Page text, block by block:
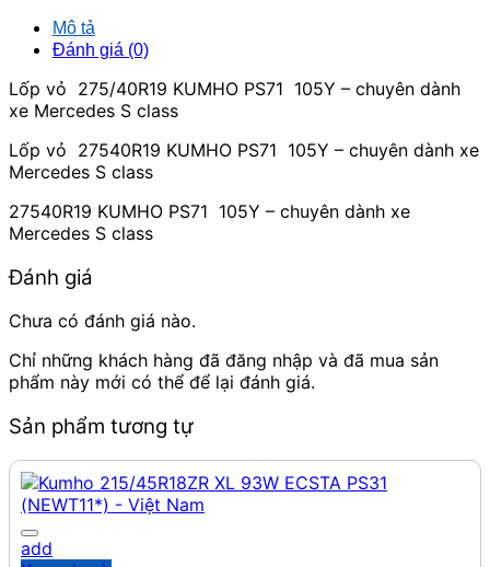
Mô tả
Đánh giá (0)
Lốp vỏ 275/40R19 KUMHO PS71 105Y – chuyên dành
xe Mercedes S class
Lốp vỏ 27540R19 KUMHO PS71 105Y – chuyên dành xe
Mercedes S class
27540R19 KUMHO PS71 105Y – chuyên dành xe
Mercedes S class
Đánh giá
Chưa có đánh giá nào.
Chỉ những khách hàng đã đăng nhập và đã mua sản
phẩm này mới có thể để lại đánh giá.
Sản phẩm tương tự
add